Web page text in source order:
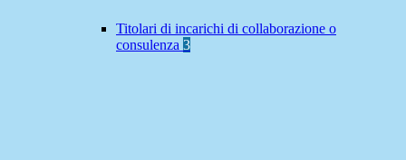
Titolari di incarichi di collaborazione o
consulenza 3